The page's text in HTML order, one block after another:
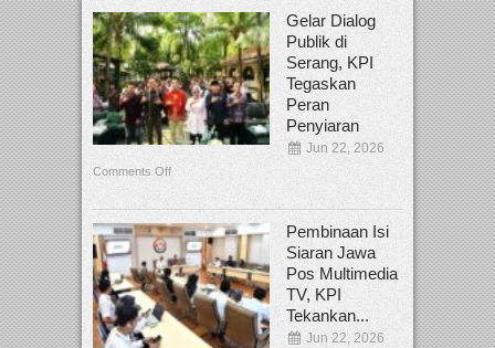
Gelar Dialog
Publik di
Serang, KPI
Tegaskan
Peran
Penyiaran
Jun 22, 2026
Comments Off
Pembinaan Isi
Siaran Jawa
Pos Multimedia
TV, KPI
Tekankan...
Jun 22, 2026